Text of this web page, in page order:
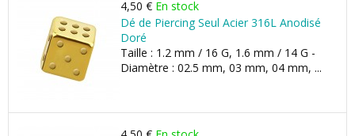
4,50 € En stock
Dé de Piercing Seul Acier 316L Anodisé
Doré
Taille : 1.2 mm / 16 G, 1.6 mm / 14 G -
Diamètre : 02.5 mm, 03 mm, 04 mm, ...